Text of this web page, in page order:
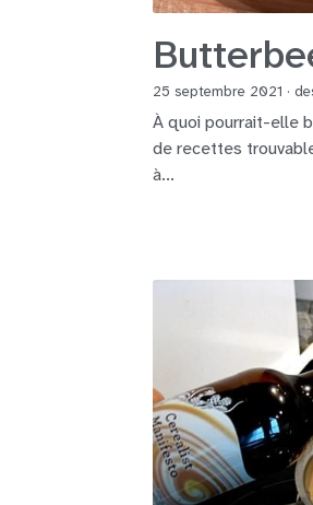
25 septembre 2021 ·
À quoi pourrait-elle
de recettes
à...